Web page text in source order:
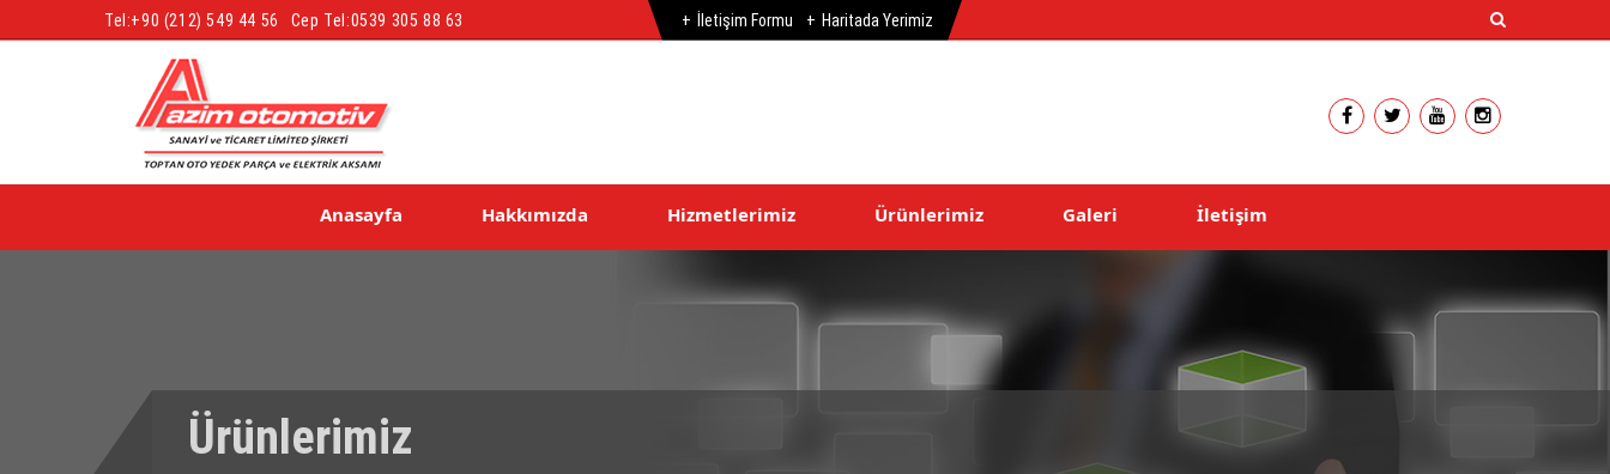
Tel:+90 (212) 549 44 56 Cep Tel:0539 305 88 63 İletişim Formu Haritada Yerimiz
Anasayfa Hakkımızda Hizmetlerimiz Ürünlerimiz Galeri İletişim
Ürünlerimiz